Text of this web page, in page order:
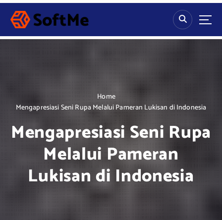
S
p
Home
Mengapresiasi Seni Rupa Melalui Pameran Lukisan di Indonesia
Mengapresiasi Seni Rupa
Melalui Pameran
Lukisan di Indonesia